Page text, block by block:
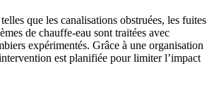
que les canalisations obstruées, les fuites
de chauffe-eau sont traitées avec
expérimentés. Grâce à une organisation
est planifiée pour limiter l’impact